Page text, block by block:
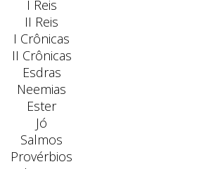
I Reis
II Reis
I Crônicas
II Crônicas
Esdras
Neemias
Ester
Jó
Salmos
Provérbios